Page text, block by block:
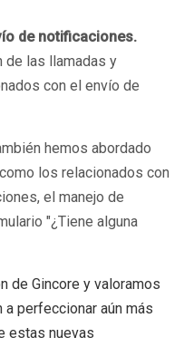
de notificaciones.
de las llamadas y
con el envío de
hemos abordado
los relacionados con
el manejo de
"¿Tiene alguna
de Gincore y valoramos
perfeccionar aún más
estas nuevas